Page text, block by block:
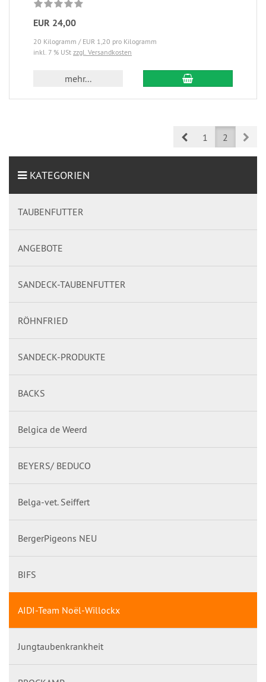
EUR 24,00
20 Kilogramm / EUR 1,20 pro Kilogramm
inkl. 7 % USt zzgl. Versandkosten
mehr...
Prev1 2
KATEGORIEN
TAUBENFUTTER
ANGEBOTE
SANDECK-TAUBENFUTTER
RÖHNFRIED
SANDECK-PRODUKTE
BACKS
Belgica de Weerd
BEYERS/ BEDUCO
Belga-vet. Seiffert
BergerPigeons NEU
BIFS
AIDI-Team Noël-Willockx
Jungtaubenkrankheit